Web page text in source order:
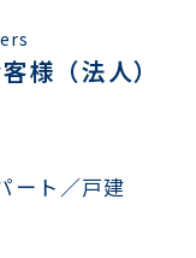
様（法人）
ート／戸建